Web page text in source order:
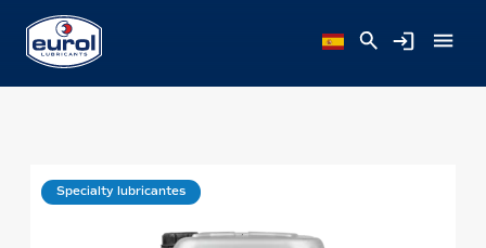
Specialty lubricantes